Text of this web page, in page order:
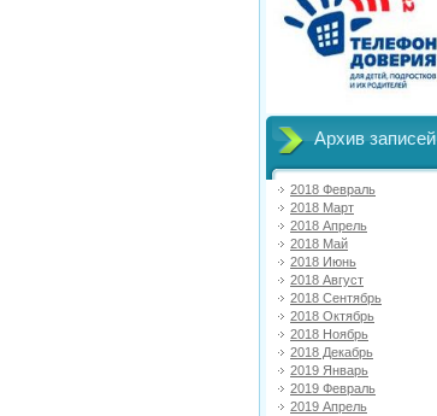
Архив записей
2018 Февраль
2018 Март
2018 Апрель
2018 Май
2018 Июнь
2018 Август
2018 Сентябрь
2018 Октябрь
2018 Ноябрь
2018 Декабрь
2019 Январь
2019 Февраль
2019 Апрель